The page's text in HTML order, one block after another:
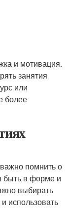
и мотивация.
занятия
или
более
важно помнить о
быть в форме и
выбирать
использовать